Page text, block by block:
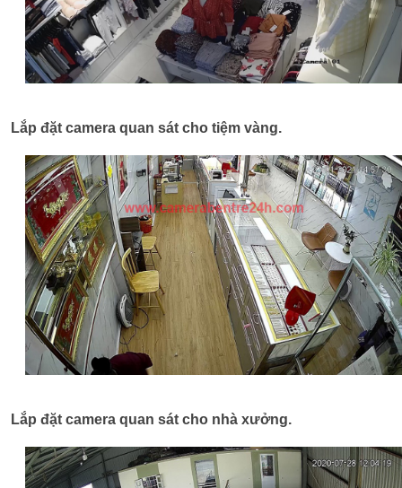
Lắp đặt camera quan sát cho tiệm vàng.
Lắp đặt camera quan sát cho nhà xưởng.